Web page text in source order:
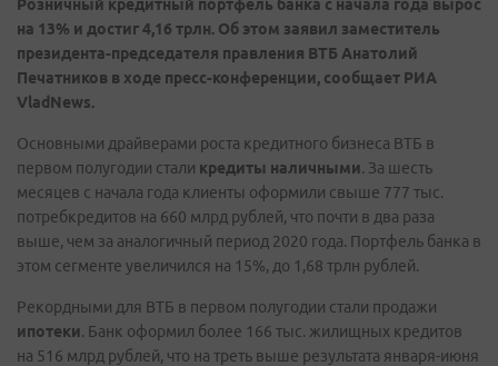
Розничный кредитный портфель банка с начала года вырос
на 13% и достиг 4,16 трлн. Об этом заявил заместитель
президента-председателя правления ВТБ Анатолий
Печатников в ходе пресс-конференции, сообщает РИА
VladNews.
Основными драйверами роста кредитного бизнеса ВТБ в
первом полугодии стали кредиты наличными. За шесть
месяцев с начала года клиенты оформили свыше 777 тыс.
потребкредитов на 660 млрд рублей, что почти в два раза
выше, чем за аналогичный период 2020 года. Портфель банка в
этом сегменте увеличился на 15%, до 1,68 трлн рублей.
Рекордными для ВТБ в первом полугодии стали продажи
ипотеки. Банк оформил более 166 тыс. жилищных кредитов
на 516 млрд рублей, что на треть выше результата января-июня